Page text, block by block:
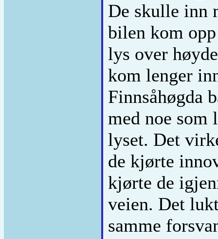
De skulle inn
bilen kom
lys over
kom lenger
Finnsåhøgda
med noe som
lyset. Det
de kjørte
kjørte de
veien. Det
samme